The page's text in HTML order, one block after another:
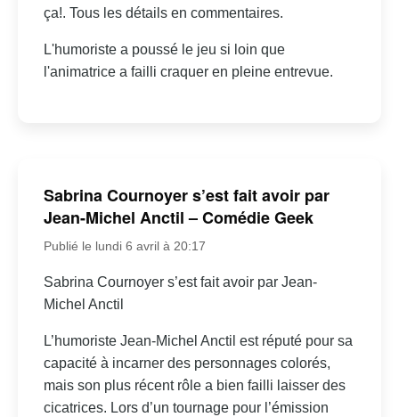
ça!. Tous les détails en commentaires.
L'humoriste a poussé le jeu si loin que
l'animatrice a failli craquer en pleine entrevue.
Sabrina Cournoyer s’est fait avoir par
Jean-Michel Anctil – Comédie Geek
Publié le lundi 6 avril à 20:17
Sabrina Cournoyer s’est fait avoir par Jean-
Michel Anctil
L’humoriste Jean-Michel Anctil est réputé pour sa
capacité à incarner des personnages colorés,
mais son plus récent rôle a bien failli laisser des
cicatrices. Lors d’un tournage pour l’émission